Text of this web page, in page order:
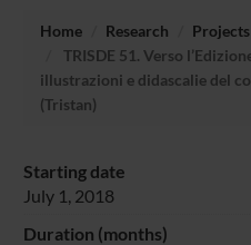
Home Research
Projects
TRISDE 51. Verso
illustrazioni e didascalie del
(Tristan)
Starting date
July 1, 2018
Duration (months)